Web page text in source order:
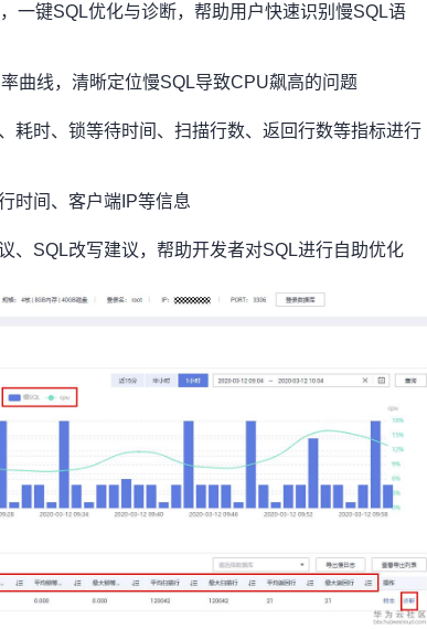
一键SQL优化与诊断，帮助用户快速识别慢SQL语
曲线，清晰定位慢SQL导致CPU飙高的问题
耗时、锁等待时间、扫描行数、返回行数等指标进行
时间、客户端IP等信息
、SQL改写建议，帮助开发者对SQL进行自助优化